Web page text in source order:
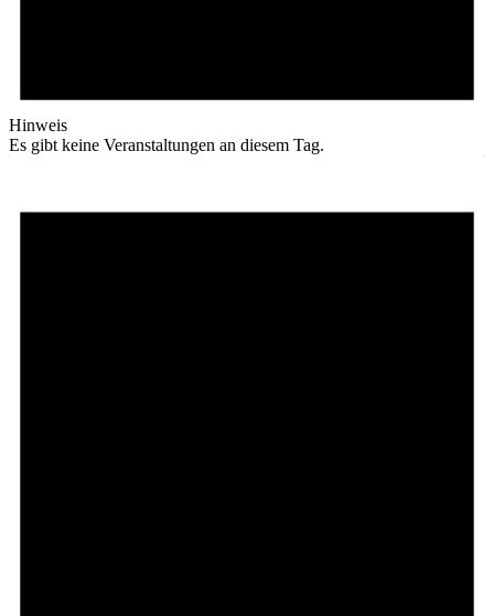
Hinweis
Es gibt keine Veranstaltungen an diesem Tag.